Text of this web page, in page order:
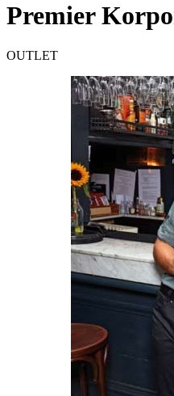
Premier
OUTLET